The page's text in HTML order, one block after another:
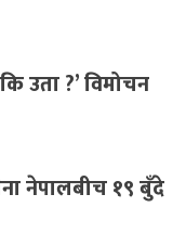
उता ?’ विमोचन
नेपालबीच १९ बुँदे